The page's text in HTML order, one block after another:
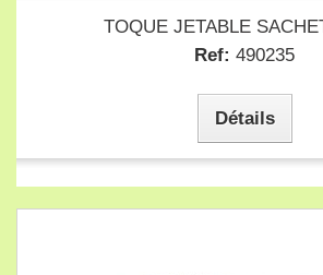
TOQUE JETABLE
Ref: 490235
Détails